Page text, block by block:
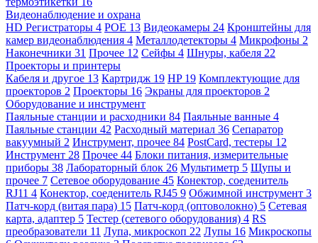
Видеонаблюдение и охрана
HD Регистраторы 4 POE 13 Видеокамеры 24 Кронштейны для
камер видеонаблюдения 4 Металлодетекторы 4 Микрофоны 2
Наконечники 31 Прочее 12 Сейфы 4 Шнуры, кабеля 22
Проекторы и принтеры
Кабеля и другое 13 Картридж 19 HP 19 Комплектующие для
проекторов 2 Проекторы 16 Экраны для проекторов 2
Оборудование и инструмент
Паяльные станции и расходники 84 Паяльные ванные 4
Паяльные станции 42 Расходный материал 36 Сепаратор
вакуумный 2 Инструмент, прочее 84 PostCard, тестеры 12
Инструмент 28 Прочее 44 Блоки питания, измерительные
приборы 38 Лабораторный блок 26 Мультиметр 5 Щупы и
прочее 7 Сетевое оборудование 45 Конектор, соеденитель
RJ11 4 Конектор, соеденитель RJ45 9 Обжимной инструмент 3
Патч-корд (витая пара) 15 Патч-корд (оптоволокно) 5 Сетевая
карта, адаптер 5 Тестер (сетевого оборудования) 4 RS
преобразователи 11 Лупа, микроскоп 22 Лупы 16 Микроскопы